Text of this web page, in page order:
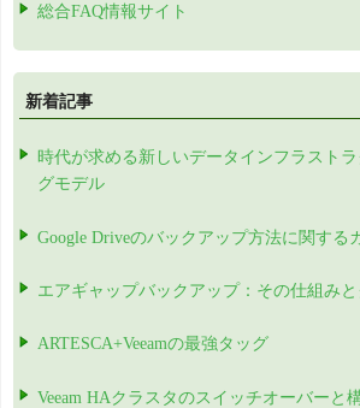
総合FAQ情報サイト
新着記事
時代が求める新しいデータインフラスト
グモデル
Google Driveのバックアップ方法に関する
エアギャップバックアップ：その仕組み
ARTESCA+Veeamの最強タッグ
Veeam HAクラスタのスイッチオーバーと